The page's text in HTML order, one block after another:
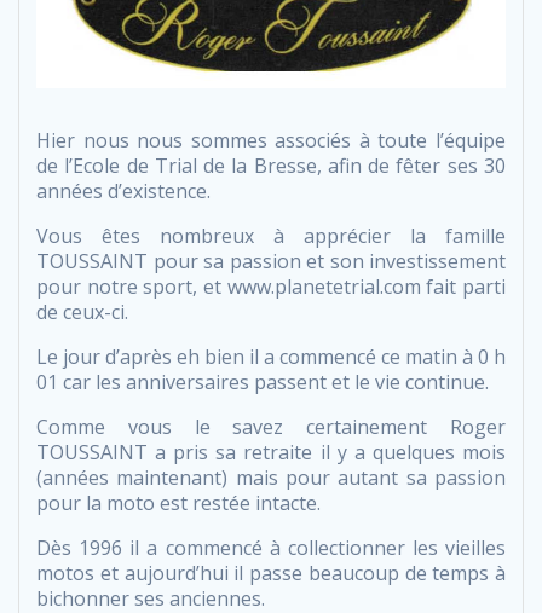
Hier nous nous sommes associés à toute l’équipe
de l’Ecole de Trial de la Bresse, afin de fêter ses 30
années d’existence.
Vous êtes nombreux à apprécier la famille
TOUSSAINT pour sa passion et son investissement
pour notre sport, et www.planetetrial.com fait parti
de ceux-ci.
Le jour d’après eh bien il a commencé ce matin à 0 h
01 car les anniversaires passent et le vie continue.
Comme vous le savez certainement Roger
TOUSSAINT a pris sa retraite il y a quelques mois
(années maintenant) mais pour autant sa passion
pour la moto est restée intacte.
Dès 1996 il a commencé à collectionner les vieilles
motos et aujourd’hui il passe beaucoup de temps à
bichonner ses anciennes.